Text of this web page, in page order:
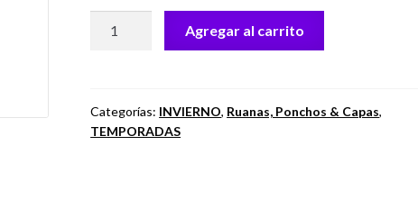
cantidad
Agregar al carrito
Categorías: INVIERNO, Ruanas, Ponchos & Capas,
TEMPORADAS